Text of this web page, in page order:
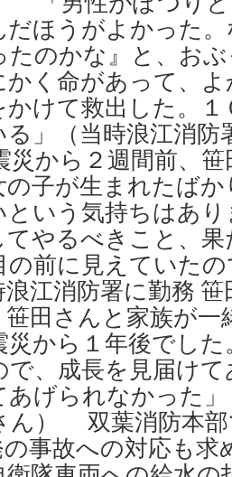
だほうがよかった
たのかな』と、お
かく命があって、
けて救出した。
」（当時浪江消防
から２週間前、笹
の子が生まれたば
いう気持ちはあ
てやるべきこと、
の前に見えていた
浪江消防署に勤務
田さんと家族が
災から１年後でし
で、成長を見届け
あげられなかった
ん） 双葉消防本
事故への対応も求